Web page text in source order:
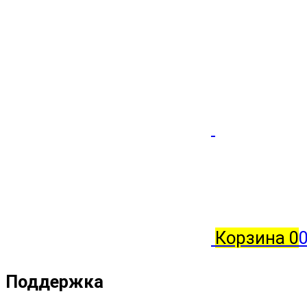
Корзина 0
Поддержка